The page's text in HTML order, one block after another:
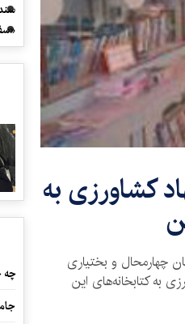
جهاد کشاورزی به
چهارمحال و بختیاری
به کتابخانه‌های این
چه